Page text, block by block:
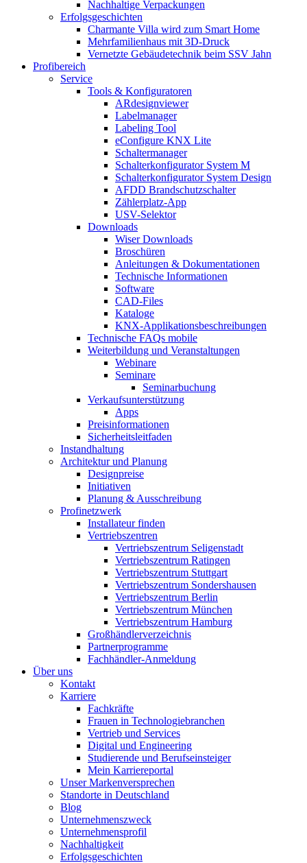
Nachhaltige Verpackungen
Erfolgsgeschichten
Charmante Villa wird zum Smart Home
Mehrfamilienhaus mit 3D-Druck
Vernetzte Gebäudetechnik beim SSV Jahn
Profibereich
Service
Tools & Konfiguratoren
ARdesignviewer
Labelmanager
Labeling Tool
eConfigure KNX Lite
Schaltermanager
Schalterkonfigurator System M
Schalterkonfigurator System Design
AFDD Brandschutzschalter
Zählerplatz-App
USV-Selektor
Downloads
Wiser Downloads
Broschüren
Anleitungen & Dokumentationen
Technische Informationen
Software
CAD-Files
Kataloge
KNX-Applikationsbeschreibungen
Technische FAQs mobile
Weiterbildung und Veranstaltungen
Webinare
Seminare
Seminarbuchung
Verkaufsunterstützung
Apps
Preisinformationen
Sicherheitsleitfaden
Instandhaltung
Architektur und Planung
Designpreise
Initiativen
Planung & Ausschreibung
Profinetzwerk
Installateur finden
Vertriebszentren
Vertriebszentrum Seligenstadt
Vertriebszentrum Ratingen
Vertriebszentrum Stuttgart
Vertriebszentrum Sondershausen
Vertriebszentrum Berlin
Vertriebszentrum München
Vertriebszentrum Hamburg
Großhändlerverzeichnis
Partnerprogramme
Fachhändler-Anmeldung
Über uns
Kontakt
Karriere
Fachkräfte
Frauen in Technologiebranchen
Vertrieb und Services
Digital und Engineering
Studierende und Berufseinsteiger
Mein Karriereportal
Unser Markenversprechen
Standorte in Deutschland
Blog
Unternehmenszweck
Unternehmensprofil
Nachhaltigkeit
Erfolgsgeschichten